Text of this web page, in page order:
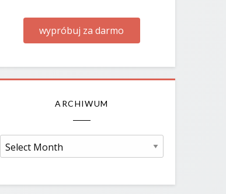
wypróbuj za darmo
ARCHIWUM
Archiwum